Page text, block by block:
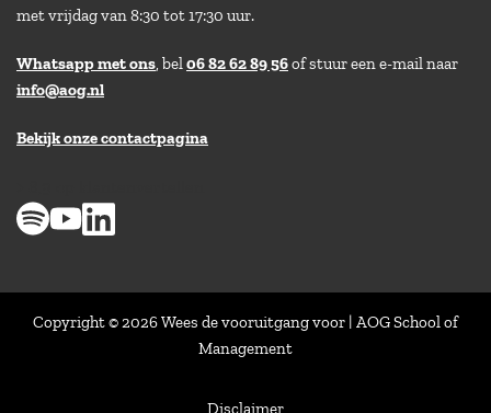
met vrijdag van 8:30 tot 17:30 uur.
Whatsapp met ons, bel06 82 62 89 56of stuur een e-mail naar
info@aog.nl
Bekijk onze contactpagina
Copyright © 2026 Wees de vooruitgang voor | AOG School of
Management
Disclaimer